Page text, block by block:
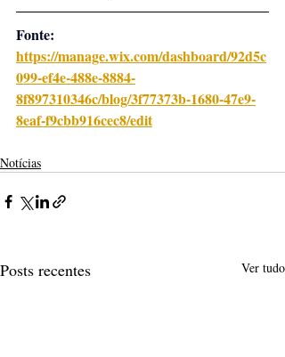
Fonte:
https://manage.wix.com/dashboard/92d5c
099-ef4e-488e-8884-
8f897310346c/blog/3f77373b-1680-47e9-
8eaf-f9cbb916cec8/edit
Notícias
Posts recentes Ver tudo